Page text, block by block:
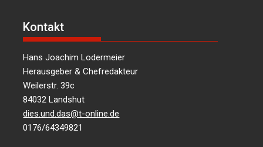
Kontakt
Hans Joachim Lodermeier
Herausgeber & Chefredakteur
Weilerstr. 39c
84032 Landshut
dies.und.das@t-online.de
0176/64349821